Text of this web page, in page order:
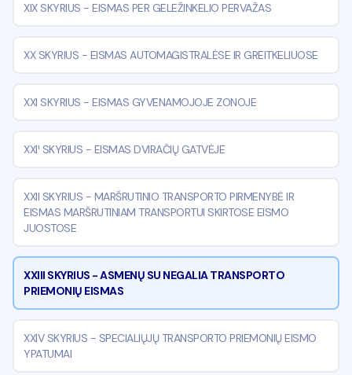
XIX SKYRIUS - EISMAS PER GELEŽINKELIO PERVAŽAS
XX SKYRIUS - EISMAS AUTOMAGISTRALĖSE IR GREITKELIUOSE
XXI SKYRIUS - EISMAS GYVENAMOJOJE ZONOJE
XXI¹ SKYRIUS - EISMAS DVIRAČIŲ GATVĖJE
XXII SKYRIUS - MARŠRUTINIO TRANSPORTO PIRMENYBĖ IR
EISMAS MARŠRUTINIAM TRANSPORTUI SKIRTOSE EISMO
JUOSTOSE
XXIII SKYRIUS -ASMENŲ SU NEGALIA TRANSPORTO
PRIEMONIŲ EISMAS
XXIV SKYRIUS - SPECIALIŲJŲ TRANSPORTO PRIEMONIŲ EISMO
YPATUMAI